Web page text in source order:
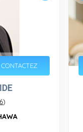
CONTACTEZ
)